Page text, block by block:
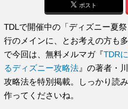
ポスト
TDLで開催中の「ディズニー夏
行のメインに、とお考えの方も
で今回は、無料メルマガ『TDR
るディズニー攻略法 』の著者・
攻略法を特別掲載。しっかり読
作ってくださいね。